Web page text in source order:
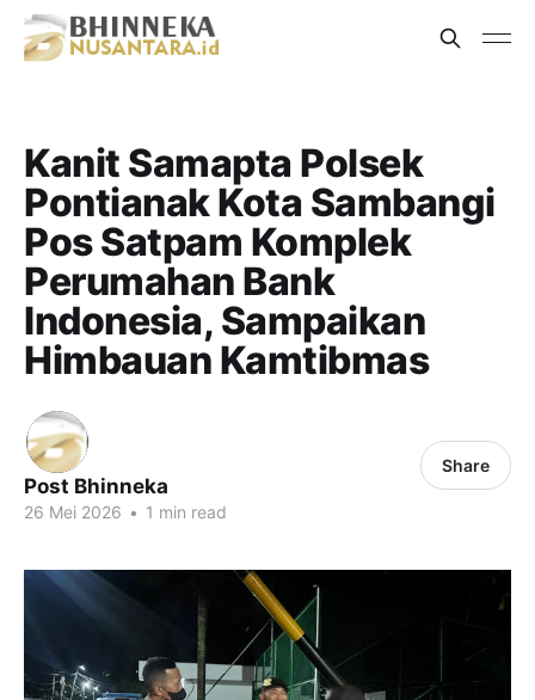
Kanit Samapta Polsek
Pontianak Kota Sambangi
Pos Satpam Komplek
Perumahan Bank
Indonesia, Sampaikan
Himbauan Kamtibmas
Post Bhinneka
26 Mei 2026 • 1 min read
Share